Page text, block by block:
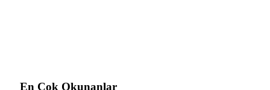
En Çok Okunanlar